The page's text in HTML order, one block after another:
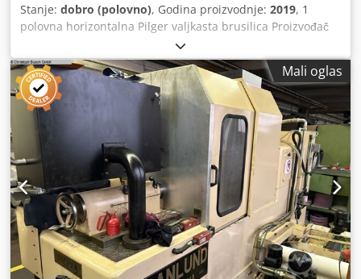
Stanje: dobro (polovno), Godina proizvodnje: 2019, 1
polovna horizontalna Pilger valjkasta brusilica Proizvođač
Granlund Model 650 XB Godina proizvodnje 2019 Radnih
sati 2905 Upravljanje Fanuc Series 31i - B Tehnički podaci
maksimalna dužina obratka (mm) 300 prečnik za spuštanje
prstena (mm) 120-650 prečnik brusnog točka (mm) 356
debljina brusnog točka (mm) 75 Dkodjy Nxd Tepfx Ac Njr
hod pinole konjića (mm) 45 Oprema: automatski uređaj za
dresiranje brusnog točka, 2 x konjić, sistem za filtraciju s
papirnom trakom, usisivač uljne magle, eupravljački ormar
sa rashladnim uređajem, stalak za balansiranje brusnog
točka Dimenzije 3800 x 2800 x 2200 mm Težina 4500 kg
Tehničke karakteristike Moguće je vršiti dubinsko brušenje
na mekim sirovcima. To znači da nije potrebno proizvoditi
ili kupovati prethodno izrezane uložne sirovce, jer mašina
vrši kompletnu obradu. Mašina je opremljena automatskim
Mali oglas